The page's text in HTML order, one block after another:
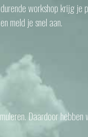
workshop krijg je
meld je snel aan.
Daardoor